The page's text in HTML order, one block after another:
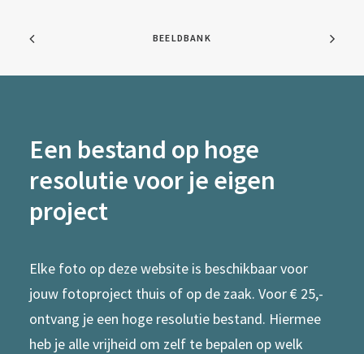
BEELDBANK
Een bestand op hoge
resolutie voor je eigen
project
Elke foto op deze website is beschikbaar voor
jouw fotoproject thuis of op de zaak. Voor € 25,-
ontvang je een hoge resolutie bestand. Hiermee
heb je alle vrijheid om zelf te bepalen op welk